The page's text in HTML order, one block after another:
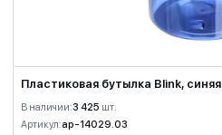
Пластиковая бутылка Blink, синяя
В наличии:3 425 шт.
Артикул:ap-14029.03